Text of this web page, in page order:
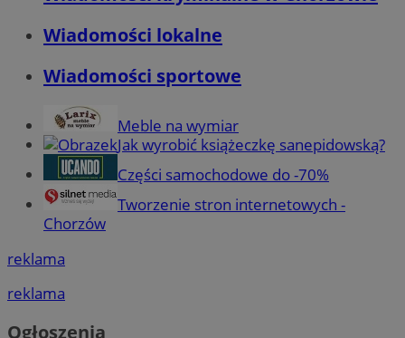
Wiadomości lokalne
Wiadomości sportowe
Meble na wymiar
Jak wyrobić książeczkę sanepidowską?
Części samochodowe do -70%
Tworzenie stron internetowych -
Chorzów
reklama
reklama
Ogłoszenia